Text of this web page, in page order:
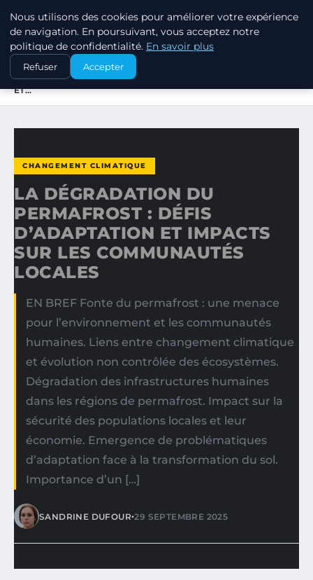
EXXON CLIMATE FOOTPRINT
ACCUEIL
CHANGEMENT CLIMATIQUE
LA DÉGRADATION DU PERMAFROST : DÉFIS D’ADAPTATION
ET…
CHANGEMENT CLIMATIQUE
LA DÉGRADATION DU
PERMAFROST : DÉFIS
D’ADAPTATION ET IMPACTS
SUR LES COMMUNAUTÉS
LOCALES
EN BREF Fonte du permafrost : une menace
pour l’environnement et les communautés
humaines. Liens entre changement climatique
et évolution non contrôlée des écosystèmes.
Dégradation des infrastructures humaines
dans les régions de permafrost. Impact sur la
sécurité des populations locales et leur
économie. Emergence de problématiques
d’adaptation face à la transformation du sol.
Importance d’un […]
SANDRINE DUFOUR•29 SEPTEMBRE 2025
Nous utilisons des cookies pour améliorer votre expérience
de navigation. En poursuivant, vous acceptez notre
politique de confidentialité. En savoir plus
Refuser Accepter